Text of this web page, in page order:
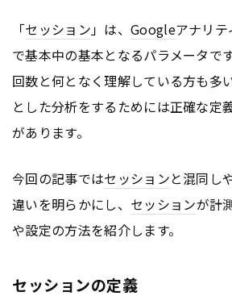
「セッション」は、 Googleアナリテ
で基本中の基本となるパラメータで
回数と何となく理解している方も多
とした分析をするためには正確な定
があります。
今回の記事ではセッションと混同し
違いを明らかにし、 セッションが計
や設定の方法を紹介します。
セッションの定義